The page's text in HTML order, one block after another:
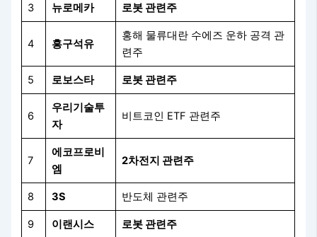
3 뉴로메카 로봇 관련주
4 흥구석유
홍해 물류대란 수에즈 운하 공격 관
련주
5 로보스타 로봇 관련주
6
우리기술투
자
비트코인 ETF 관련주
7
에코프로비
엠
2차전지 관련주
8 3S 반도체 관련주
9 이랜시스 로봇 관련주